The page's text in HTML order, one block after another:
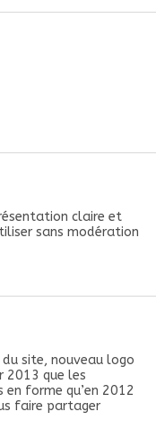
claire et
sans modération
site, nouveau logo
2013 que les
en forme qu’en 2012
faire partager